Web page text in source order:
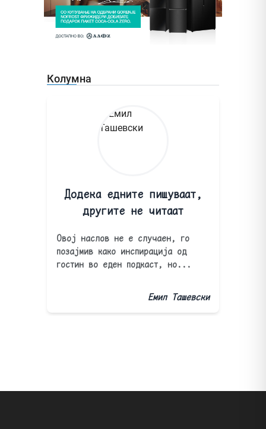
Колумна
Додека едните пишуваат,
другите не читаат
Овој наслов не е случаен, го
позајмив како инспирација од
гостин во еден подкаст, но...
Емил Ташевски